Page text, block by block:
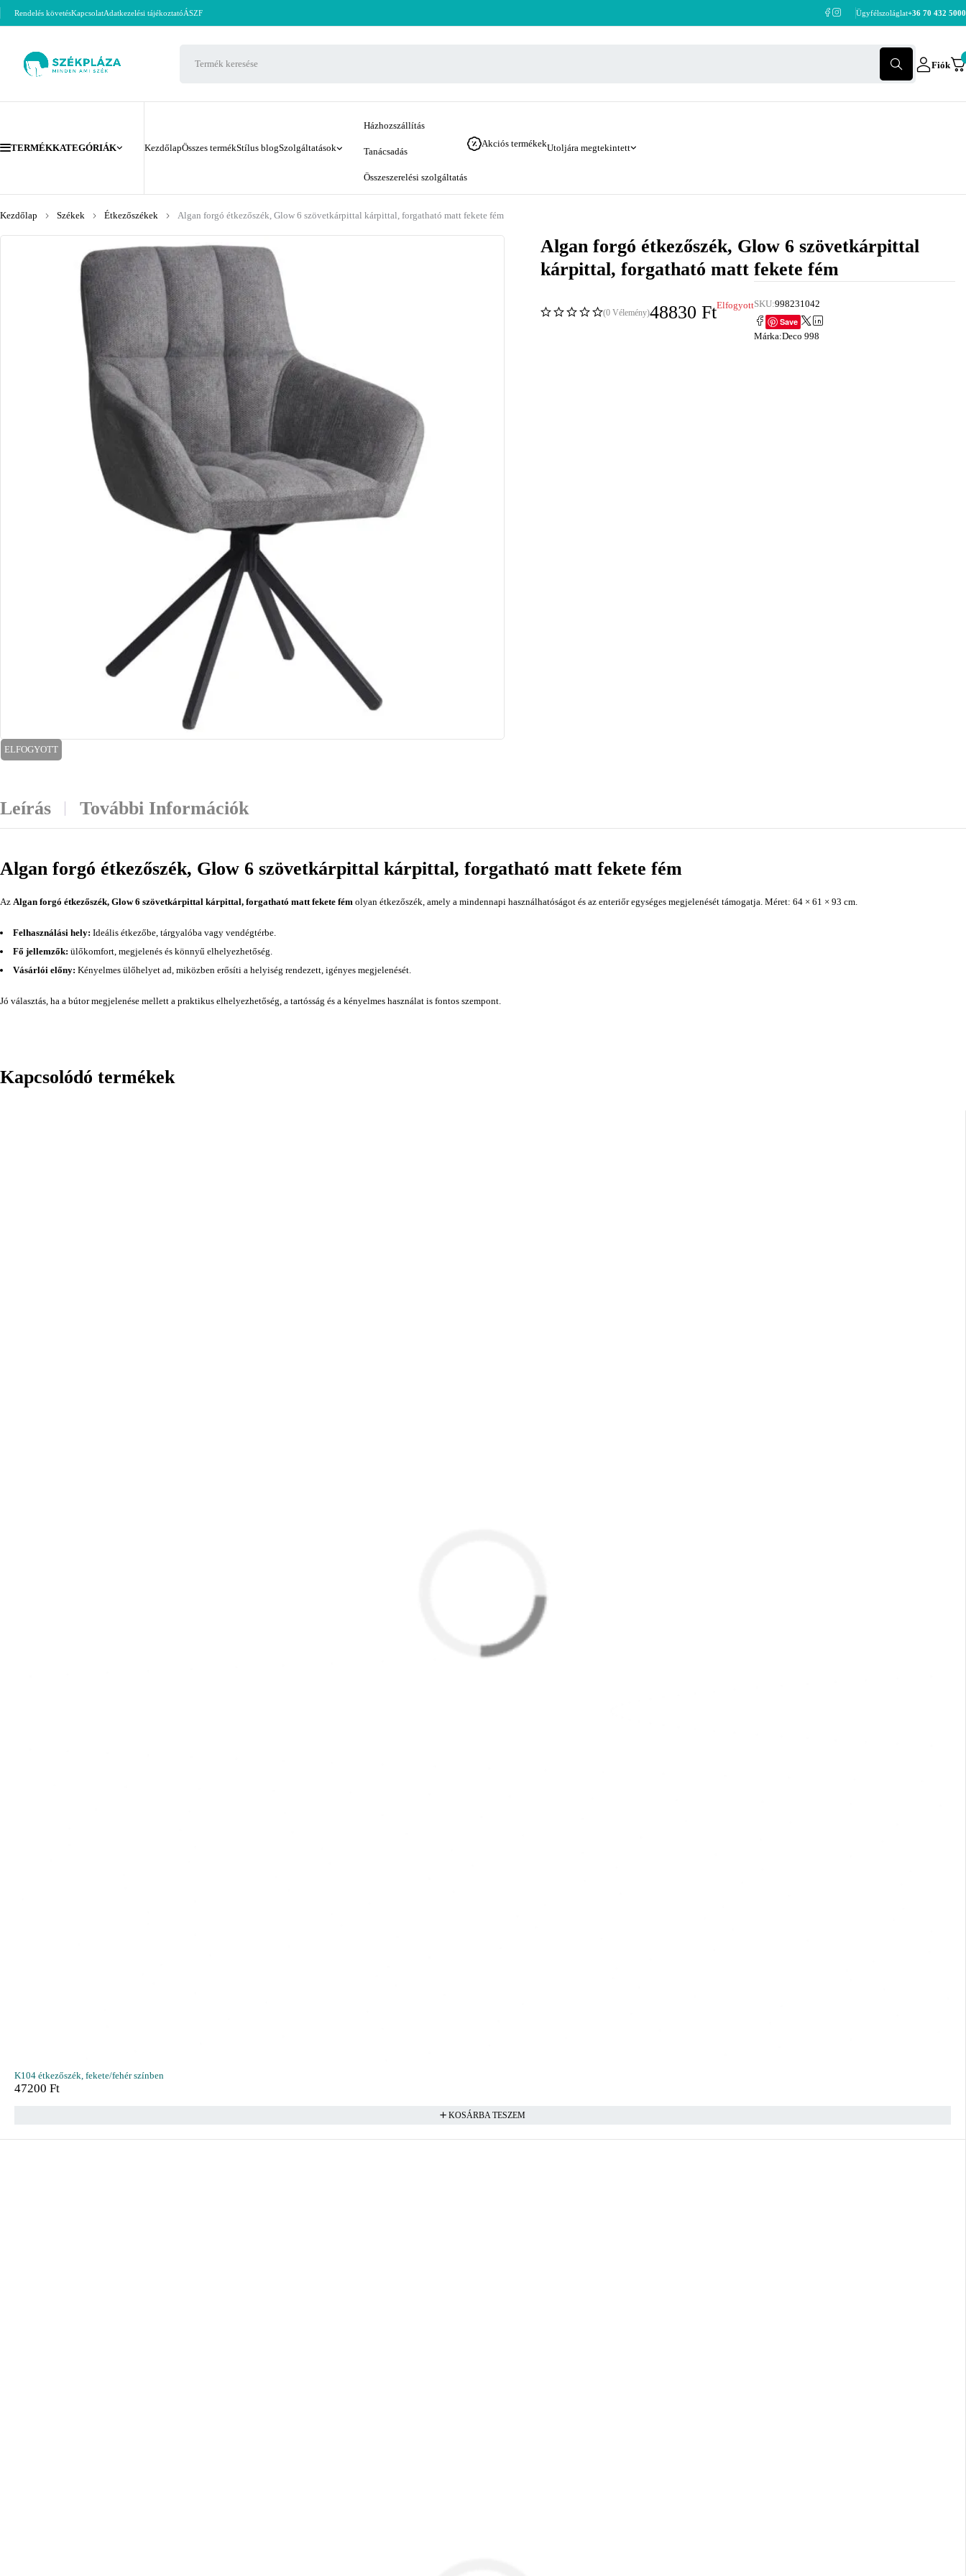
Rendelés követésKapcsolatAdatkezelési tájékoztatóÁSZF Ügyfélszoláglat+36 70 432 5000
Fiók
TERMÉKKATEGÓRIÁK KezdőlapÖsszes termékStílus blogSzolgáltatások
Házhozszállítás
Tanácsadás
Összeszerelési szolgáltatás
Akciós termékekUtoljára megtekintett
Kezdőlap Székek Étkezőszékek Algan forgó étkezőszék, Glow 6 szövetkárpittal kárpittal, forgatható matt fekete fém
ELFOGYOTT
Algan forgó étkezőszék, Glow 6 szövetkárpittal
kárpittal, forgatható matt fekete fém
(0 Vélemény)48830 FtElfogyottSKU:998231042
Save
Márka:Deco 998
Leírás További Információk
Algan forgó étkezőszék, Glow 6 szövetkárpittal kárpittal, forgatható matt fekete fém
Az Algan forgó étkezőszék, Glow 6 szövetkárpittal kárpittal, forgatható matt fekete fém olyan étkezőszék, amely a mindennapi használhatóságot és az enteriőr egységes megjelenését támogatja. Méret: 64 × 61 × 93 cm.
Felhasználási hely: Ideális étkezőbe, tárgyalóba vagy vendégtérbe.
Fő jellemzők: ülőkomfort, megjelenés és könnyű elhelyezhetőség.
Vásárlói előny: Kényelmes ülőhelyet ad, miközben erősíti a helyiség rendezett, igényes megjelenését.
Jó választás, ha a bútor megjelenése mellett a praktikus elhelyezhetőség, a tartósság és a kényelmes használat is fontos szempont.
Kapcsolódó termékek
K104 étkezőszék, fekete/fehér színben
47200 Ft
KOSÁRBA TESZEM